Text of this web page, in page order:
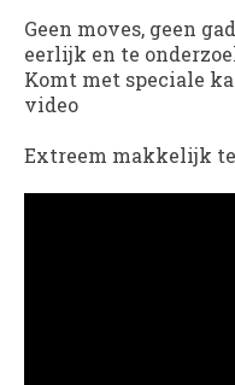
Geen moves, geen
eerlijk en te
Komt met speciale
video
Extreem makkelijk te